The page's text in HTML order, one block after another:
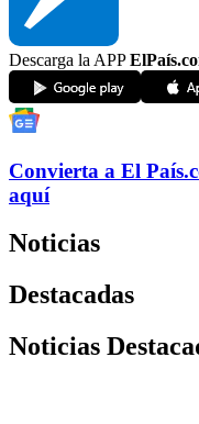
Descarga la APP
Convierta a El País
aquí
Noticias
Destacadas
Noticias